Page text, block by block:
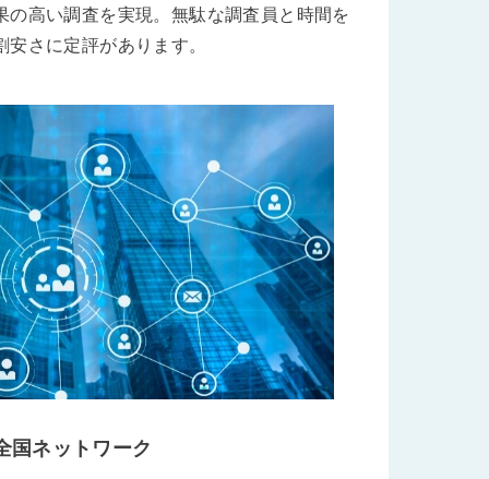
の高い調査を実現。無駄な調査員と時間を
さに定評があります。
国ネットワーク